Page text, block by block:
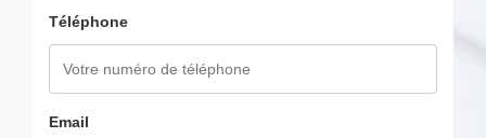
Téléphone
Email